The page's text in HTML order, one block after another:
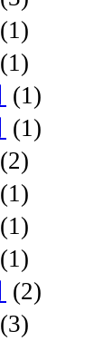
(1)
(1)
(1)
(1)
(2)
(1)
(1)
(1)
(2)
(3)